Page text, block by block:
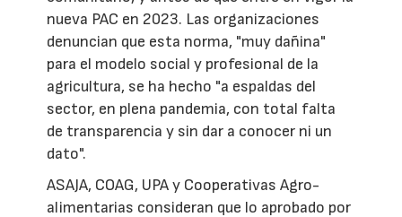
nueva PAC en 2023. Las organizaciones
denuncian que esta norma, "muy dañina"
para el modelo social y profesional de la
agricultura, se ha hecho "a espaldas del
sector, en plena pandemia, con total falta
de transparencia y sin dar a conocer ni un
dato".
ASAJA, COAG, UPA y Cooperativas Agro-
alimentarias consideran que lo aprobado por